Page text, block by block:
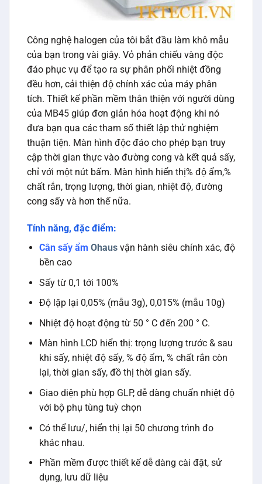
Công nghệ halogen của tôi bắt đầu làm khô mẫu
của bạn trong vài giây. Vỏ phản chiếu vàng độc
đáo phục vụ để tạo ra sự phân phối nhiệt đồng
đều hơn, cải thiện độ chính xác của máy phân
tích. Thiết kế phần mềm thân thiện với người dùng
của MB45 giúp đơn giản hóa hoạt động khi nó
đưa bạn qua các tham số thiết lập thử nghiệm
thuận tiện. Màn hình độc đáo cho phép bạn truy
cập thời gian thực vào đường cong và kết quả sấy,
chỉ với một nút bấm. Màn hình hiển thị% độ ẩm,%
chất rắn, trọng lượng, thời gian, nhiệt độ, đường
cong sấy và hơn thế nữa.
Tính năng, đặc điểm:
Cân sấy ẩm Ohausvận hành siêu chính xác, độ
bền cao
Sấy từ 0,1 tới 100%
Độ lặp lại 0,05% (mẫu 3g), 0,015% (mẫu 10g)
Nhiệt độ hoạt động từ 50 ° C đến 200 ° C.
Màn hình LCD hiển thị: trọng lượng trước & sau
khi sấy, nhiệt độ sấy, % độ ẩm, % chất rắn còn
lại, thời gian sấy, đồ thị thời gian sấy.
Giao diện phù hợp GLP, dễ dàng chuẩn nhiệt độ
với bộ phụ tùng tuỳ chọn
Có thể lưu/, hiển thị lại 50 chương trình đo
khác nhau.
Phần mềm được thiết kế dễ dàng cài đặt, sử
dụng, lưu dữ liệu